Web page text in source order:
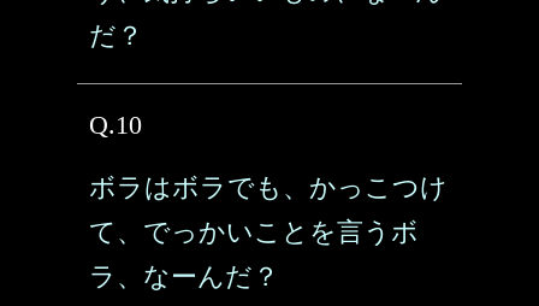
だ？
Q.10
ボラはボラでも、かっこつけ
て、でっかいことを言うボ
ラ、なーんだ？